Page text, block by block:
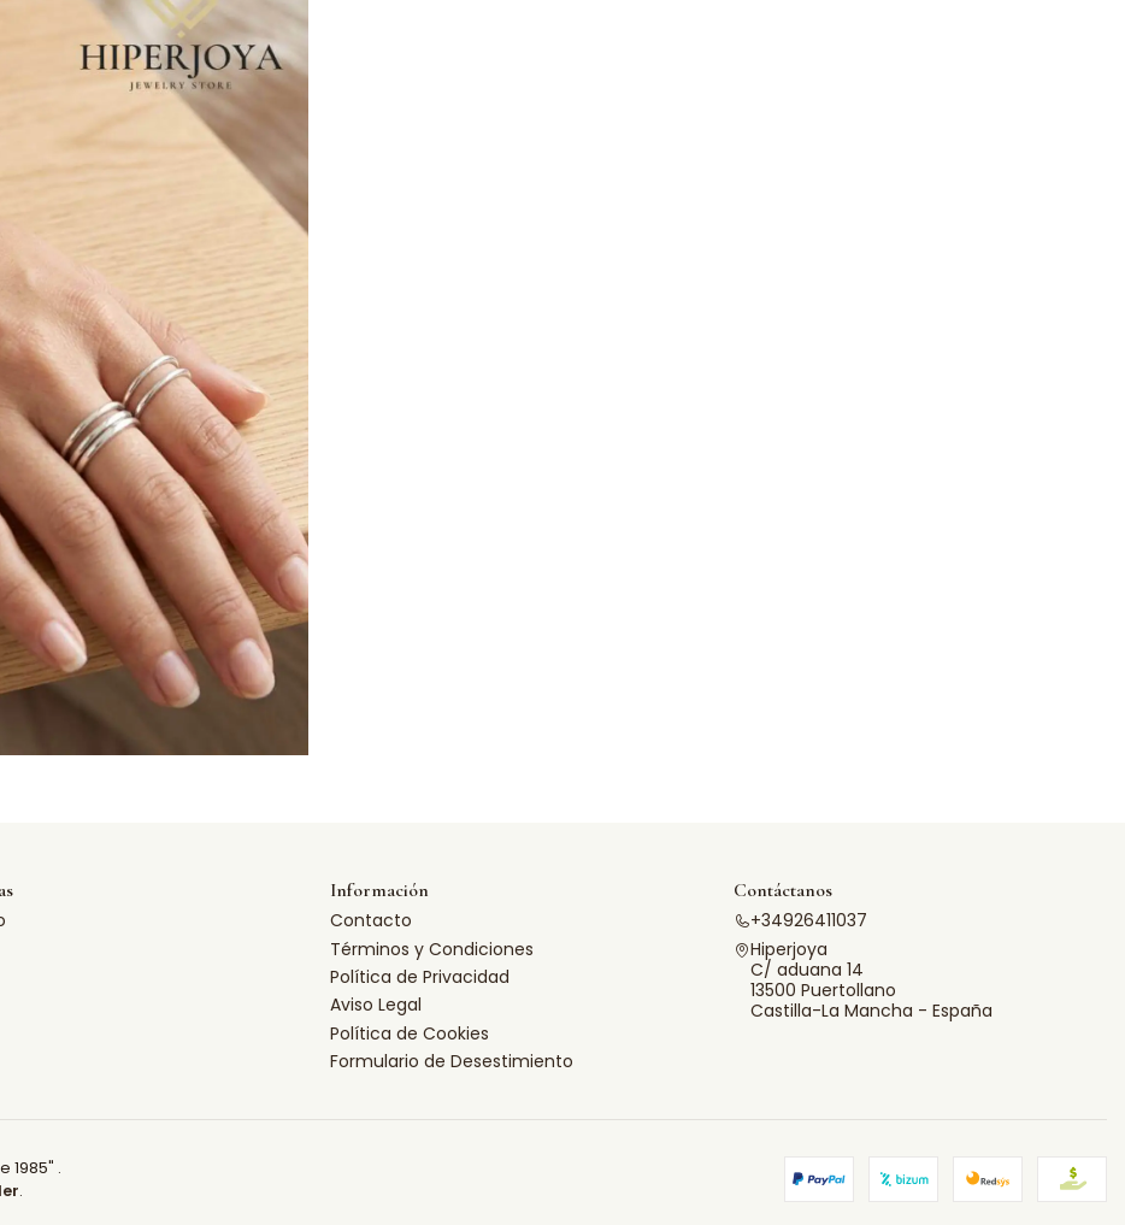
Información
Contacto
Términos y Condiciones
Política de Privacidad
Aviso Legal
Política de Cookies
Formulario de Desestimiento
Contáctanos
+34926411037
Hiperjoya
C/ aduana 14
13500 Puertollano
Castilla-La Mancha - España
1985" .
.